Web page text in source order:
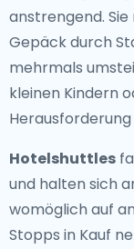
anstrengend.
Gepäck durch
mehrmals
kleinen Kindern
Hotelshuttles
und halten sich
womöglich auf
Stopps in Kauf